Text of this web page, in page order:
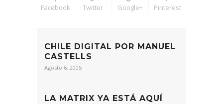
Facebook Twitter Google+ Pinterest
CHILE DIGITAL POR MANUEL
CASTELLS
Agosto 6, 2005
LA MATRIX YA ESTÁ AQUÍ